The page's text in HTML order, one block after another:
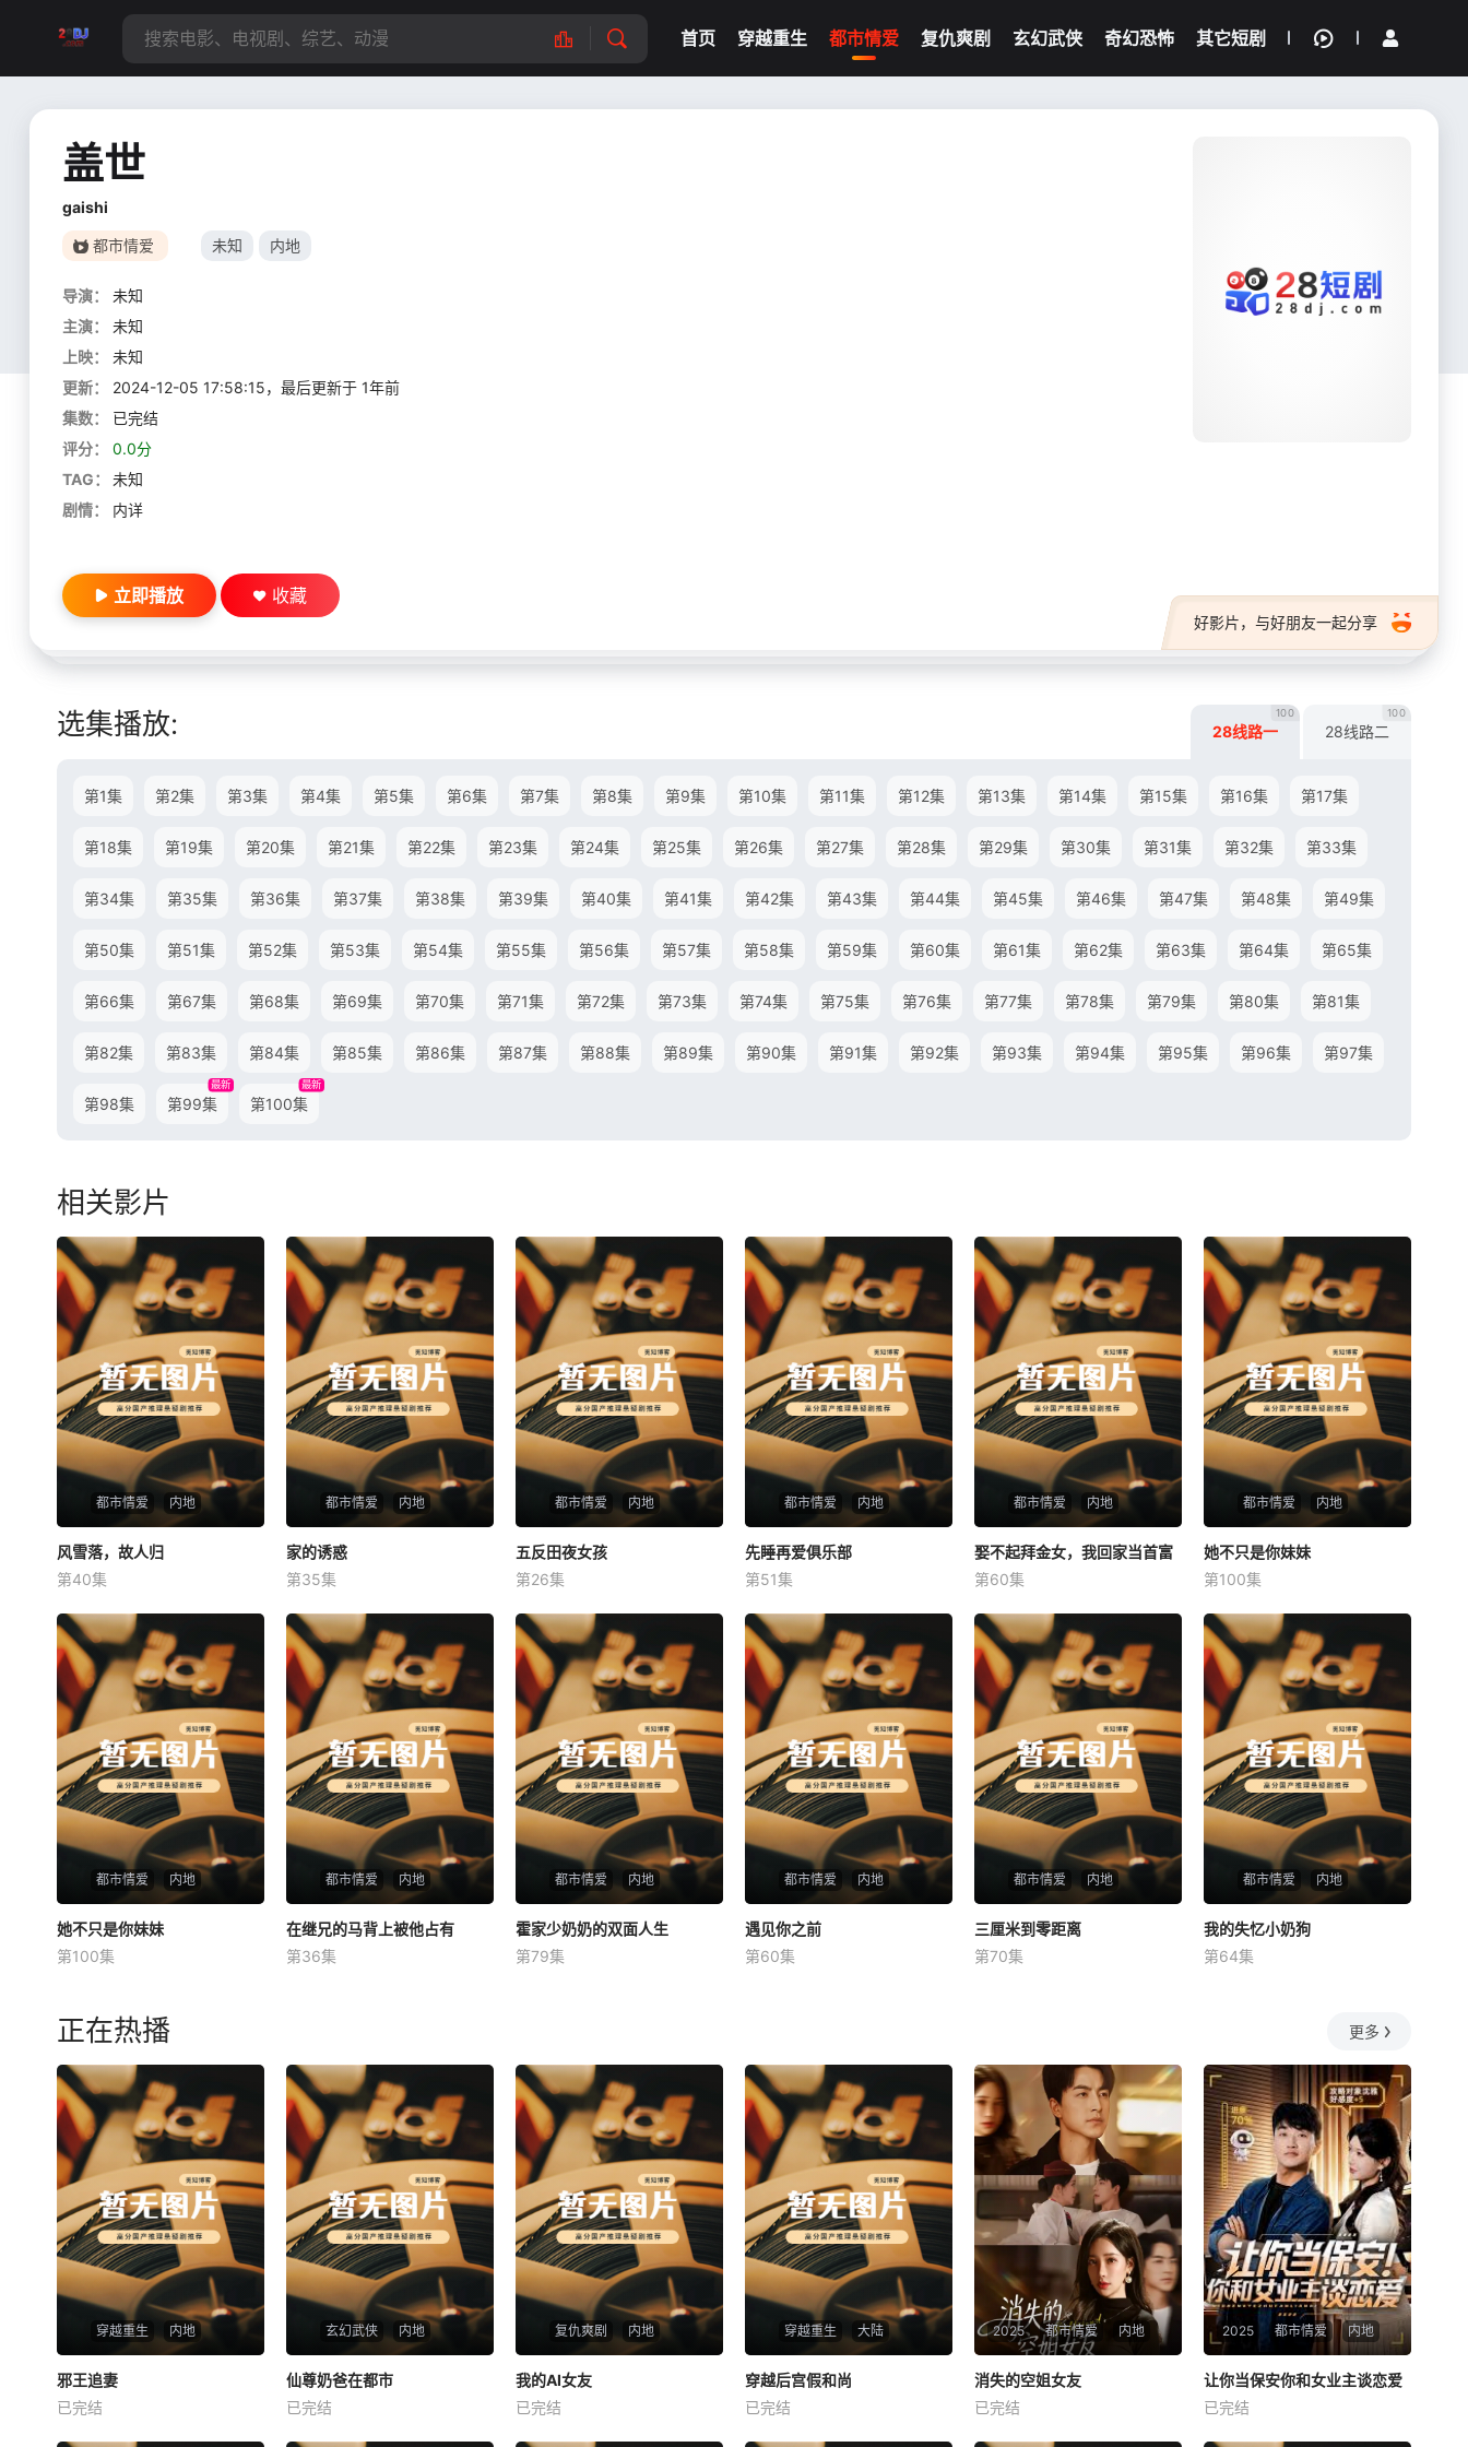
首页 穿越重生 都市情爱 复仇爽剧 玄幻武侠 奇幻恐怖 其它短剧
我的观影记录
盖世
gaishi
都市情爱 未知 内地
导演：
未知
主演：
未知
上映：
未知
更新：
2024-12-05 17:58:15，最后更新于 1年前
集数：
已完结
评分：
0.0分
TAG：
未知
剧情：
内详
好影片，与好朋友一起分享
立即播放 收藏
选集播放: 28线路一
100
28线路二
100
第1集 第2集 第3集 第4集 第5集 第6集 第7集 第8集 第9集 第10集 第11集 第12集 第13集 第14集 第15集 第16集 第17集
第18集 第19集 第20集 第21集 第22集 第23集 第24集 第25集 第26集 第27集 第28集 第29集 第30集 第31集 第32集 第33集
第34集 第35集 第36集 第37集 第38集 第39集 第40集 第41集 第42集 第43集 第44集 第45集 第46集 第47集 第48集 第49集
第50集 第51集 第52集 第53集 第54集 第55集 第56集 第57集 第58集 第59集 第60集 第61集 第62集 第63集 第64集 第65集
第66集 第67集 第68集 第69集 第70集 第71集 第72集 第73集 第74集 第75集 第76集 第77集 第78集 第79集 第80集 第81集
第82集 第83集 第84集 第85集 第86集 第87集 第88集 第89集 第90集 第91集 第92集 第93集 第94集 第95集 第96集 第97集
第98集 第99集
最新
第100集
最新
相关影片
都市情爱 内地
风雪落，故人归
未知
风雪落，故人归
第40集
都市情爱 内地
家的诱惑
未知
家的诱惑
第35集
都市情爱 内地
五反田夜女孩
未知
五反田夜女孩
第26集
都市情爱 内地
先睡再爱俱乐部
未知
先睡再爱俱乐部
第51集
都市情爱 内地
娶不起拜金女，我回家当首富
未知
娶不起拜金女，我回家当首富
第60集
都市情爱 内地
她不只是你妹妹
未知
她不只是你妹妹
第100集
都市情爱 内地
她不只是你妹妹
未知
她不只是你妹妹
第100集
都市情爱 内地
未知
在继兄的马背上被他占有
第36集
都市情爱 内地
霍家少奶奶的双面人生
未知
霍家少奶奶的双面人生
第79集
都市情爱 内地
遇见你之前
未知
遇见你之前
第60集
都市情爱 内地
三厘米到零距离
未知
三厘米到零距离
第70集
都市情爱 内地
我的失忆小奶狗
未知
我的失忆小奶狗
第64集
正在热播 更多
穿越重生 内地
邪王追妻
未知
邪王追妻
已完结
玄幻武侠 内地
仙尊奶爸在都市
未知
仙尊奶爸在都市
已完结
复仇爽剧 内地
我的AI女友
未知
我的AI女友
已完结
穿越重生 大陆
穿越后宫假和尚
未知
穿越后宫假和尚
已完结
2025 都市情爱 内地
消失的空姐女友
未知
消失的空姐女友
已完结
2025 都市情爱 内地
未知
让你当保安你和女业主谈恋爱
已完结